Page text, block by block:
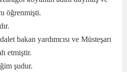
öğrenmişti.
bakan yardımcısı ve Müsteşarı
etmiştir.
şudur.